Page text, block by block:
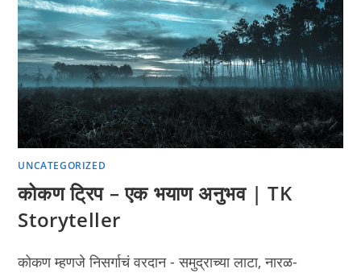
UNCATEGORIZED
कोकण ट्रिप – एक भयाण अनुभव | TK
Storyteller
कोकण म्हणजे निसर्गाचं वरदान - समुद्राच्या लाटा, नारळ-